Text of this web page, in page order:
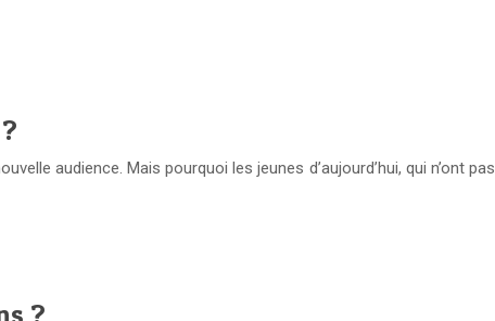
audience. Mais pourquoi les jeunes d’aujourd’hui, qui n’ont pas
?